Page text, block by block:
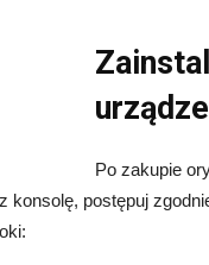
Po zakupie
konsolę, postępuj